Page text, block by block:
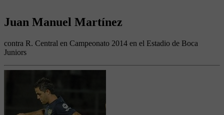
Juan Manuel Martínez
contra R. Central en Campeonato 2014 en el Estadio de Boca
Juniors